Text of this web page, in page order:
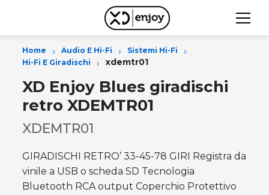
Home › Audio E Hi-Fi › Sistemi Hi-Fi ›
Hi-Fi E Giradischi › xdemtr01
XD Enjoy Blues giradischi
retro XDEMTR01
XDEMTR01
GIRADISCHI RETRO’ 33-45-78 GIRI Registra da
vinile a USB o scheda SD Tecnologia
Bluetooth RCA output Coperchio Protettivo